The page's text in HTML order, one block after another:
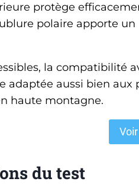
protège
polaire apporte
la compatibilité
adaptée aussi bien aux
haute montagne.
du test